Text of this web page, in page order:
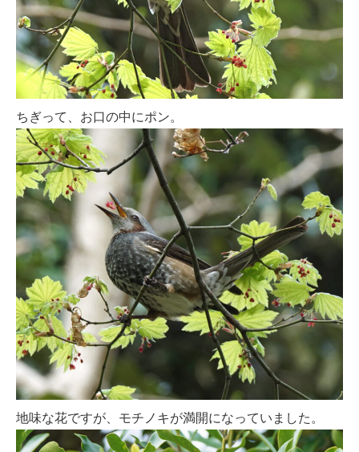
ちぎって、お口の中にポン。
地味な花ですが、モチノキが満開になっていました。